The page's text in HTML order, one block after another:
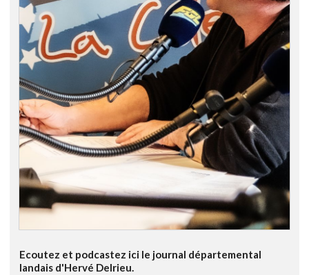
Ecoutez et podcastez ici le journal départemental
landais d'Hervé Delrieu.